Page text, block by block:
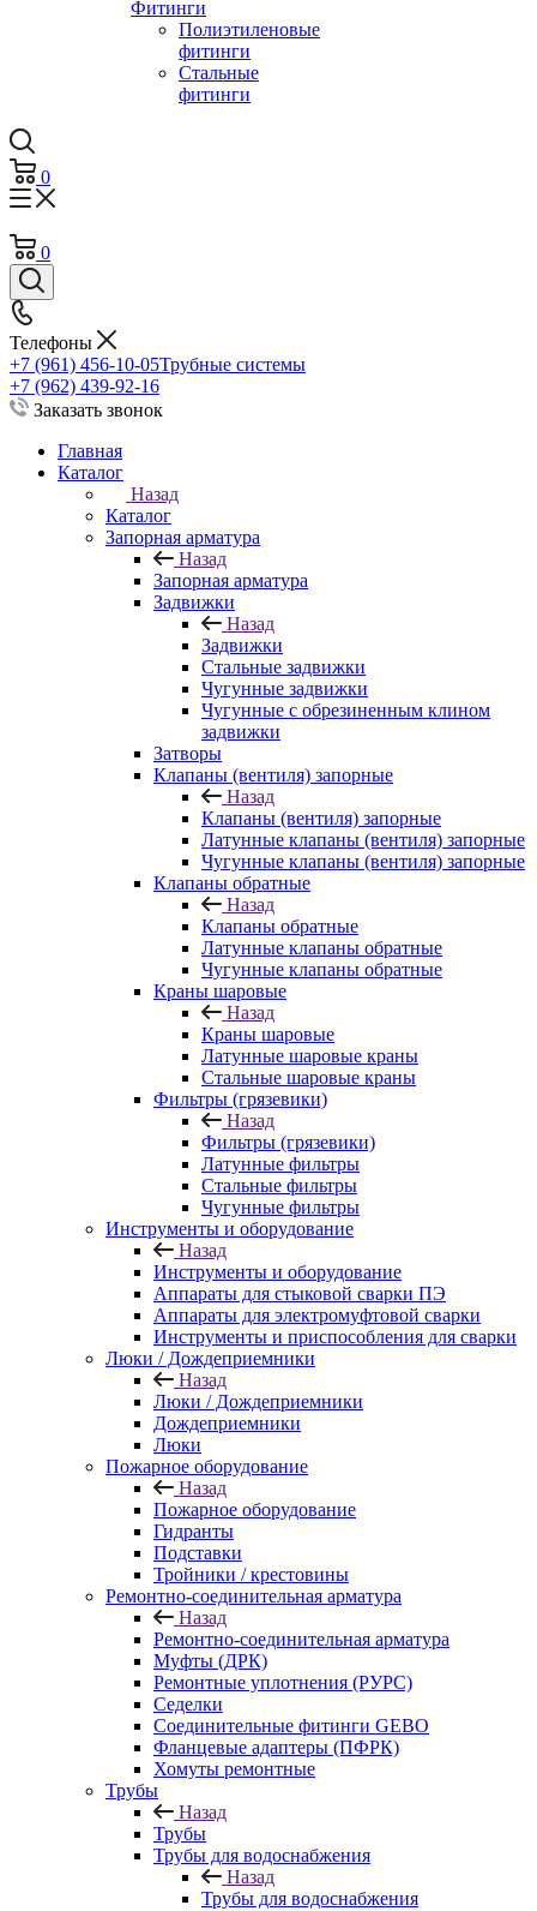
Фитинги
Полиэтиленовые
фитинги
Стальные
фитинги
0
0
Телефоны
+7 (961) 456-10-05Трубные системы
+7 (962) 439-92-16
Заказать звонок
Главная
Каталог
Назад
Каталог
Запорная арматура
Назад
Запорная арматура
Задвижки
Назад
Задвижки
Стальные задвижки
Чугунные задвижки
Чугунные с обрезиненным клином
задвижки
Затворы
Клапаны (вентиля) запорные
Назад
Клапаны (вентиля) запорные
Латунные клапаны (вентиля) запорные
Чугунные клапаны (вентиля) запорные
Клапаны обратные
Назад
Клапаны обратные
Латунные клапаны обратные
Чугунные клапаны обратные
Краны шаровые
Назад
Краны шаровые
Латунные шаровые краны
Стальные шаровые краны
Фильтры (грязевики)
Назад
Фильтры (грязевики)
Латунные фильтры
Стальные фильтры
Чугунные фильтры
Инструменты и оборудование
Назад
Инструменты и оборудование
Аппараты для стыковой сварки ПЭ
Аппараты для электромуфтовой сварки
Инструменты и приспособления для сварки
Люки / Дождеприемники
Назад
Люки / Дождеприемники
Дождеприемники
Люки
Пожарное оборудование
Назад
Пожарное оборудование
Гидранты
Подставки
Тройники / крестовины
Ремонтно-соединительная арматура
Назад
Ремонтно-соединительная арматура
Муфты (ДРК)
Ремонтные уплотнения (РУРС)
Седелки
Соединительные фитинги GEBO
Фланцевые адаптеры (ПФРК)
Хомуты ремонтные
Трубы
Назад
Трубы
Трубы для водоснабжения
Назад
Трубы для водоснабжения